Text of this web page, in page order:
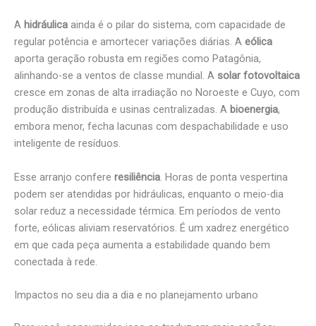
A hidráulica ainda é o pilar do sistema, com capacidade de
regular potência e amortecer variações diárias. A eólica
aporta geração robusta em regiões como Patagônia,
alinhando-se a ventos de classe mundial. A solar fotovoltaica
cresce em zonas de alta irradiação no Noroeste e Cuyo, com
produção distribuída e usinas centralizadas. A bioenergia,
embora menor, fecha lacunas com despachabilidade e uso
inteligente de resíduos.
Esse arranjo confere resiliência. Horas de ponta vespertina
podem ser atendidas por hidráulicas, enquanto o meio-dia
solar reduz a necessidade térmica. Em períodos de vento
forte, eólicas aliviam reservatórios. É um xadrez energético
em que cada peça aumenta a estabilidade quando bem
conectada à rede.
Impactos no seu dia a dia e no planejamento urbano